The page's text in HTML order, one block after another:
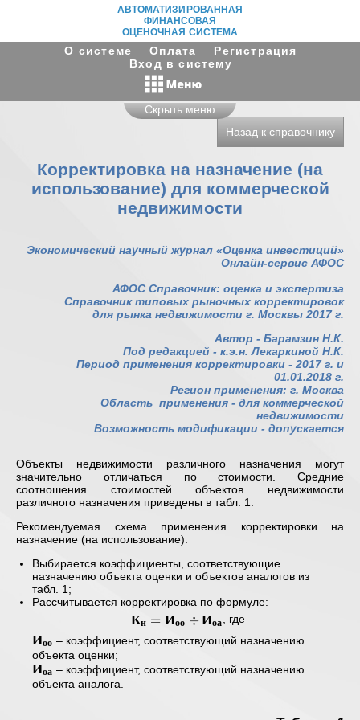
АВТОМАТИЗИРОВАННАЯ
ФИНАНСОВАЯ
ОЦЕНОЧНАЯ СИСТЕМА
О системе Оплата
Регистрация
Вход в систему
Скрыть меню
Назад к справочнику
Корректировка на назначение (на
использование) для коммерческой
недвижимости
Экономический научный журнал «Оценка инвестиций»
Онлайн-сервис АФОС
АФОС Справочник: оценка и экспертиза
Справочник типовых рыночных корректировок
для рынка недвижимости г. Москвы 2017 г.
Автор - Барамзин Н.К.
Под редакцией - к.э.н. Лекаркиной Н.К.
Период применения корректировки - 2017 г. и
01.01.2018 г.
Регион применения: г. Москва
Область применения - для коммерческой
недвижимости
Возможность модификации - допускается
Объекты недвижимости различного назначения могут
значительно отличаться по стоимости. Средние
соотношения стоимостей объектов недвижимости
различного назначения приведены в табл. 1.
Рекомендуемая схема применения корректировки на
назначение (на использование):
Выбирается коэффициенты, соответствующие
назначению объекта оценки и объектов аналогов из
табл. 1;
Рассчитывается корректировка по формуле:
\mathbf{
К_{н} =
\div
Кн = Иоо ÷ Иоа , где
\mathbf{
И_{оо} }
Иоо – коэффициент, соответствующий назначению
объекта оценки;
\mathbf{
И_{оа} }
Иоа – коэффициент, соответствующий назначению
объекта аналога.